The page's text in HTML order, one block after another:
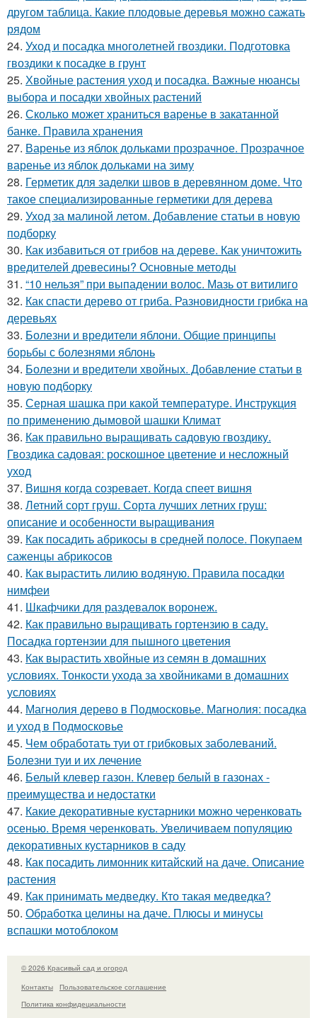
другом таблица. Какие плодовые деревья можно сажать
рядом
24. Уход и посадка многолетней гвоздики. Подготовка
гвоздики к посадке в грунт
25. Хвойные растения уход и посадка. Важные нюансы
выбора и посадки хвойных растений
26. Сколько может храниться варенье в закатанной
банке. Правила хранения
27. Варенье из яблок дольками прозрачное. Прозрачное
варенье из яблок дольками на зиму
28. Герметик для заделки швов в деревянном доме. Что
такое специализированные герметики для дерева
29. Уход за малиной летом. Добавление статьи в новую
подборку
30. Как избавиться от грибов на дереве. Как уничтожить
вредителей древесины? Основные методы
31. “10 нельзя” при выпадении волос. Мазь от витилиго
32. Как спасти дерево от гриба. Разновидности грибка на
деревьях
33. Болезни и вредители яблони. Общие принципы
борьбы с болезнями яблонь
34. Болезни и вредители хвойных. Добавление статьи в
новую подборку
35. Серная шашка при какой температуре. Инструкция
по применению дымовой шашки Климат
36. Как правильно выращивать садовую гвоздику.
Гвоздика садовая: роскошное цветение и несложный
уход
37. Вишня когда созревает. Когда спеет вишня
38. Летний сорт груш. Сорта лучших летних груш:
описание и особенности выращивания
39. Как посадить абрикосы в средней полосе. Покупаем
саженцы абрикосов
40. Как вырастить лилию водяную. Правила посадки
нимфеи
41. Шкафчики для раздевалок воронеж.
42. Как правильно выращивать гортензию в саду.
Посадка гортензии для пышного цветения
43. Как вырастить хвойные из семян в домашних
условиях. Тонкости ухода за хвойниками в домашних
условиях
44. Магнолия дерево в Подмосковье. Магнолия: посадка
и уход в Подмосковье
45. Чем обработать туи от грибковых заболеваний.
Болезни туи и их лечение
46. Белый клевер газон. Клевер белый в газонах -
преимущества и недостатки
47. Какие декоративные кустарники можно черенковать
осенью. Время черенковать. Увеличиваем популяцию
декоративных кустарников в саду
48. Как посадить лимонник китайский на даче. Описание
растения
49. Как принимать медведку. Кто такая медведка?
50. Обработка целины на даче. Плюсы и минусы
вспашки мотоблоком
© 2026 Красивый сад и огород
Контакты
Пользовательское соглашение
Политика конфидециальности